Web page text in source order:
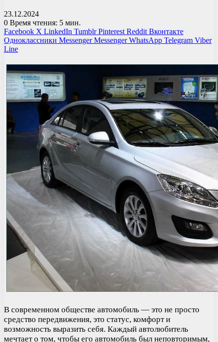
23.12.2024
0 Время чтения: 5 мин.
Facebook X LinkedIn Tumblr Pinterest Reddit Вконтакте
Одноклассники Messenger Messenger WhatsApp Telegram Viber
Line
В современном обществе автомобиль — это не просто
средство передвижения, это статус, комфорт и
возможность выразить себя. Каждый автолюбитель
мечтает о том, чтобы его автомобиль был неповторимым,